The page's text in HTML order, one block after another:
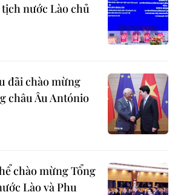
nước Lào chủ
đãi chào mừng
châu Âu António
chào mừng Tổng
Lào và Phu